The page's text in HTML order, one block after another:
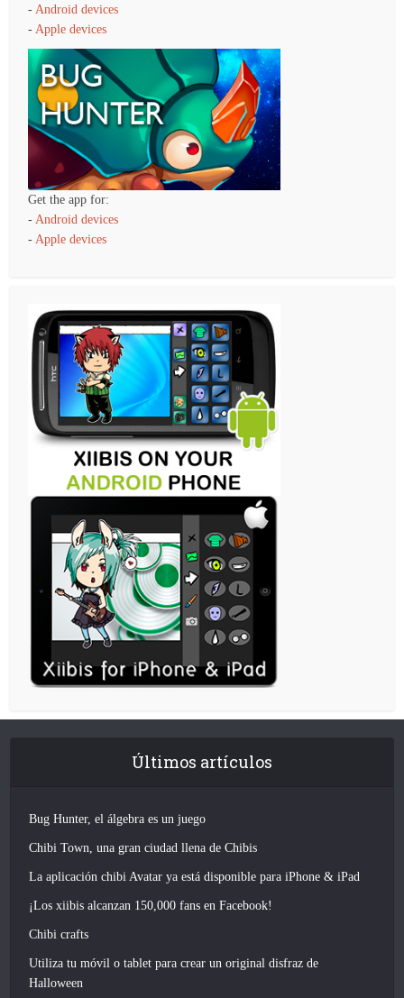
- Android devices
- Apple devices
Get the app for:
-Android devices
-Apple devices
Últimos artículos
Bug Hunter, el álgebra es un juego
Chibi Town, una gran ciudad llena de Chibis
La aplicación chibi Avatar ya está disponible para iPhone & iPad
¡Los xiibis alcanzan 150,000 fans en Facebook!
Chibi crafts
Utiliza tu móvil o tablet para crear un original disfraz de
Halloween